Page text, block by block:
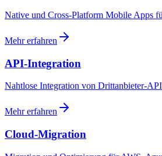
Native und Cross-Platform Mobile Apps
Mehr erfahren
API-Integration
Nahtlose Integration von Drittanbieter-
Mehr erfahren
Cloud-Migration